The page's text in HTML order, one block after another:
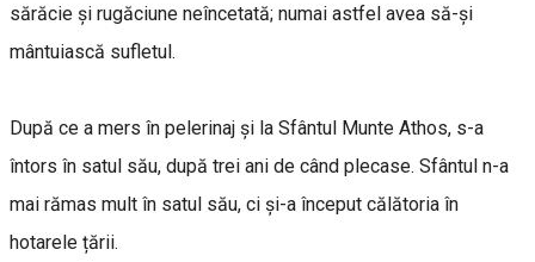
sărăcie și rugăciune neîncetată; numai astfel avea să-și
mântuiască sufletul.
După ce a mers în pelerinaj și la Sfântul Munte Athos, s-a
întors în satul său, după trei ani de când plecase. Sfântul n-a
mai rămas mult în satul său, ci și-a început călătoria în
hotarele țării.